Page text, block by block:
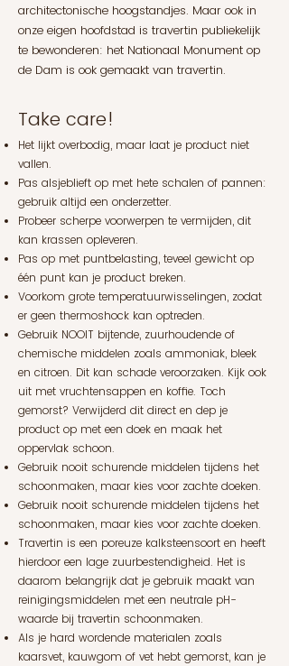
architectonische hoogstandjes. Maar ook in
onze eigen hoofdstad is travertin publiekelijk
te bewonderen: het Nationaal Monument op
de Dam is ook gemaakt van travertin.
Take care!
Het lijkt overbodig, maar laat je product niet
vallen.
Pas alsjeblieft op met hete schalen of pannen:
gebruik altijd een onderzetter.
Probeer scherpe voorwerpen te vermijden, dit
kan krassen opleveren.
Pas op met puntbelasting, teveel gewicht op
één punt kan je product breken.
Voorkom grote temperatuurwisselingen, zodat
er geen thermoshock kan optreden.
Gebruik NOOIT bijtende, zuurhoudende of
chemische middelen zoals ammoniak, bleek
en citroen. Dit kan schade veroorzaken. Kijk ook
uit met vruchtensappen en koffie. Toch
gemorst? Verwijderd dit direct en dep je
product op met een doek en maak het
oppervlak schoon.
Gebruik nooit schurende middelen tijdens het
schoonmaken, maar kies voor zachte doeken.
Gebruik nooit schurende middelen tijdens het
schoonmaken, maar kies voor zachte doeken.
Travertin is een poreuze kalksteensoort en heeft
hierdoor een lage zuurbestendigheid. Het is
daarom belangrijk dat je gebruik maakt van
reinigingsmiddelen met een neutrale pH-
waarde bij travertin schoonmaken.
Als je hard wordende materialen zoals
kaarsvet, kauwgom of vet hebt gemorst, kan je